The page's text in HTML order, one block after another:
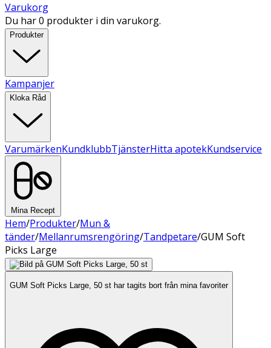
Varukorg
Du har 0 produkter i din varukorg.
Produkter
Kampanjer
Kloka Råd
VarumärkenKundklubbTjänsterHitta apotekKundservice
Mina Recept
Hem/Produkter/Mun &
tänder/Mellanrumsrengöring/Tandpetare/GUM Soft
Picks Large
GUM Soft Picks Large, 50 st har tagits bort från mina favoriter